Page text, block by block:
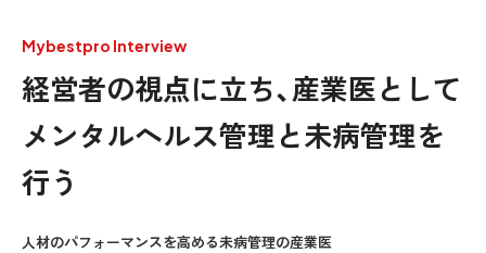
Mybestpro Interview
経営者の視点に立ち、産業医として
メンタルヘルス管理と未病管理を
行う
人材のパフォーマンスを高める未病管理の産業医